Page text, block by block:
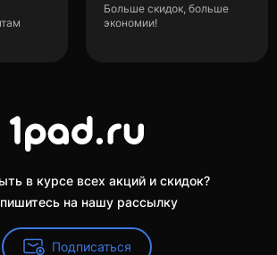
Больше скидок, больше
экономии!
в курсе всех акций и скидок?
на нашу рассылку
Подписаться